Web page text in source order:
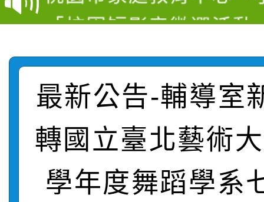
結果(第3招)
程資訊」、「暑期親子
「祖孫樂淘桃」、「愛
絕-親子共學同樂會」
報，惠請貴機關(學校)
宣導。
「校園短影音徵選活動
員」簡章及活動海報，
踴躍報名參加
115學年度新生訓練注
115學年度新生補報到
【甄選結果(第10招)】
學年度第1學期第7次代
結果(第10招)
【甄選結果(第2招)】
學年度第1學期第9次代
轉知：本市公務人員協
最新公告-輔導室
轉國立臺北藝術
學年度舞蹈學系